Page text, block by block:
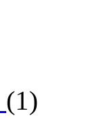
(1)